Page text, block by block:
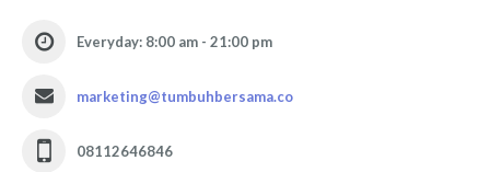
Everyday: 8:00 am - 21:00 pm
marketing@tumbuhbersama.co
08112646846